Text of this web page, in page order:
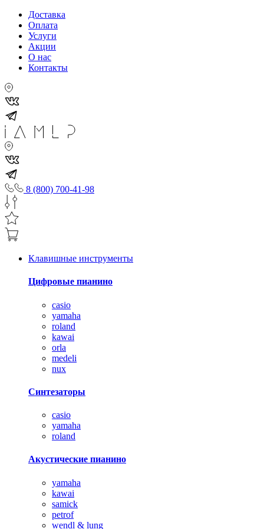
Доставка
Оплата
Услуги
Акции
О нас
Контакты
8 (800) 700-41-98
Клавишные инструменты
Цифровые пианино
casio
yamaha
roland
kawai
orla
medeli
nux
Синтезаторы
casio
yamaha
roland
Акустические пианино
yamaha
kawai
samick
petrof
wendl & lung